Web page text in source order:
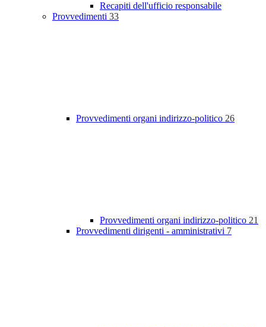
Recapiti dell'ufficio responsabile
Provvedimenti 33
Provvedimenti organi indirizzo-politico 26
Provvedimenti organi indirizzo-politico 21
Provvedimenti dirigenti - amministrativi 7